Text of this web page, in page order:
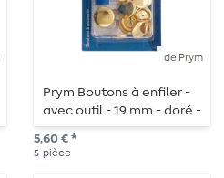
de Prym
Prym Boutons à enfiler -
avec outil - 19 mm - doré -
5 pièces
5,60 € *
5 pièce